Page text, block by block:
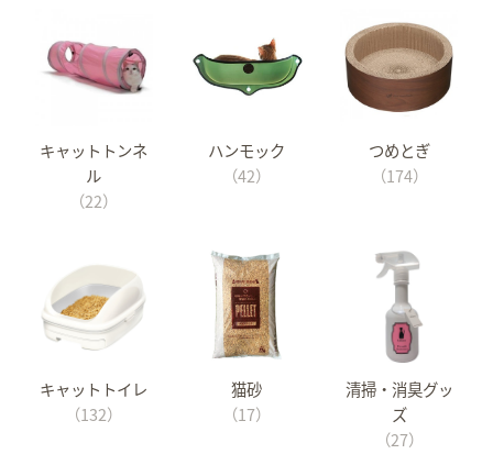
キャットトンネ
ル
（22）
ハンモック
（42）
つめとぎ
（174）
キャットトイレ
（132）
猫砂
（17）
清掃・消臭グッ
ズ
（27）